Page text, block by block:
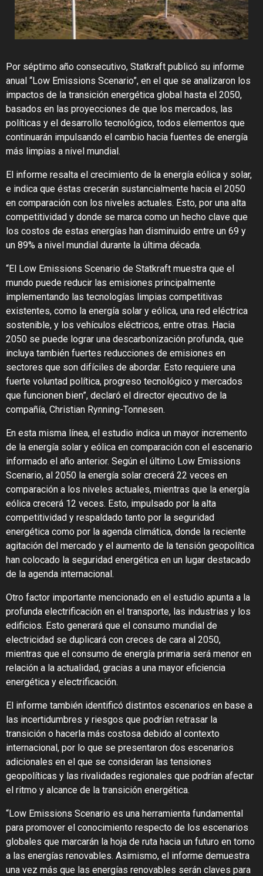
Por séptimo año consecutivo, Statkraft publicó su informe
anual “Low Emissions Scenario”, en el que se analizaron los
impactos de la transición energética global hasta el 2050,
basados en las proyecciones de que los mercados, las
políticas y el desarrollo tecnológico, todos elementos que
continuarán impulsando el cambio hacia fuentes de energía
más limpias a nivel mundial.
El informe resalta el crecimiento de la energía eólica y solar,
e indica que éstas crecerán sustancialmente hacia el 2050
en comparación con los niveles actuales. Esto, por una alta
competitividad y donde se marca como un hecho clave que
los costos de estas energías han disminuido entre un 69 y
un 89% a nivel mundial durante la última década.
“El Low Emissions Scenario de Statkraft muestra que el
mundo puede reducir las emisiones principalmente
implementando las tecnologías limpias competitivas
existentes, como la energía solar y eólica, una red eléctrica
sostenible, y los vehículos eléctricos, entre otras. Hacia
2050 se puede lograr una descarbonización profunda, que
incluya también fuertes reducciones de emisiones en
sectores que son difíciles de abordar. Esto requiere una
fuerte voluntad política, progreso tecnológico y mercados
que funcionen bien”, declaró el director ejecutivo de la
compañía, Christian Rynning-Tonnesen.
En esta misma línea, el estudio indica un mayor incremento
de la energía solar y eólica en comparación con el escenario
informado el año anterior. Según el último Low Emissions
Scenario, al 2050 la energía solar crecerá 22 veces en
comparación a los niveles actuales, mientras que la energía
eólica crecerá 12 veces. Esto, impulsado por la alta
competitividad y respaldado tanto por la seguridad
energética como por la agenda climática, donde la reciente
agitación del mercado y el aumento de la tensión geopolítica
han colocado la seguridad energética en un lugar destacado
de la agenda internacional.
Otro factor importante mencionado en el estudio apunta a la
profunda electrificación en el transporte, las industrias y los
edificios. Esto generará que el consumo mundial de
electricidad se duplicará con creces de cara al 2050,
mientras que el consumo de energía primaria será menor en
relación a la actualidad, gracias a una mayor eficiencia
energética y electrificación.
El informe también identificó distintos escenarios en base a
las incertidumbres y riesgos que podrían retrasar la
transición o hacerla más costosa debido al contexto
internacional, por lo que se presentaron dos escenarios
adicionales en el que se consideran las tensiones
geopolíticas y las rivalidades regionales que podrían afectar
el ritmo y alcance de la transición energética.
“Low Emissions Scenario es una herramienta fundamental
para promover el conocimiento respecto de los escenarios
globales que marcarán la hoja de ruta hacia un futuro en torno
a las energías renovables. Asimismo, el informe demuestra
una vez más que las energías renovables serán claves para